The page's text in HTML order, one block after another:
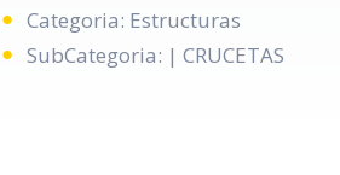
Categoria: Estructuras
SubCategoria: | CRUCETAS